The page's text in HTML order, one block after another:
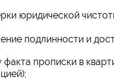
юридической
подлинности и
факта прописки в